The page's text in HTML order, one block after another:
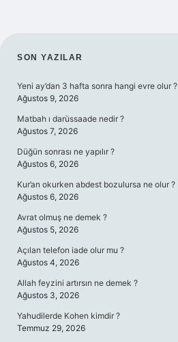
SIDEBAR
SON YAZILAR
Yeni ay’dan 3 hafta sonra hangi evre olur ?
Ağustos 9, 2026
Matbah ı darüssaade nedir ?
Ağustos 7, 2026
Düğün sonrası ne yapılır ?
Ağustos 6, 2026
Kur’an okurken abdest bozulursa ne olur ?
Ağustos 6, 2026
Avrat olmuş ne demek ?
Ağustos 5, 2026
Açılan telefon iade olur mu ?
Ağustos 4, 2026
Allah feyzini artırsın ne demek ?
Ağustos 3, 2026
Yahudilerde Kohen kimdir ?
Temmuz 29, 2026